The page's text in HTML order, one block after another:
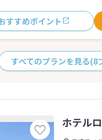
すすめポイント
すべてのプランを見る(8
ホテル